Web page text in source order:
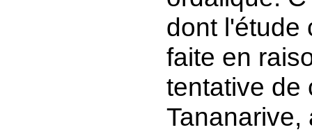
dont l'étude
faite en
tentative de
Tananarive,